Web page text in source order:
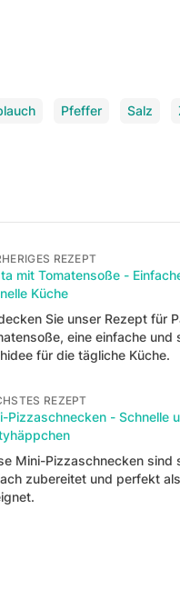
Pfeffer Salz
REZEPT
mit Tomatensoße -
Küche
Sie unser Rezept für
eine einfache und
für die tägliche Küche.
REZEPT
Pizzaschnecken - Schnelle
Mini-Pizzaschnecken sind
zubereitet und perfekt